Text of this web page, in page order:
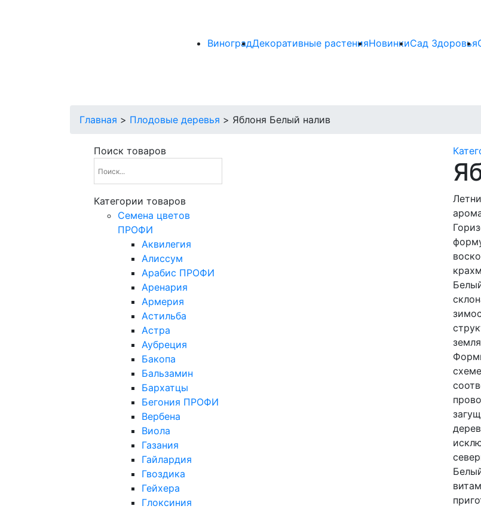
ВиноградДекоративные растенияНовинкиСад Здоровья
Главная > Плодовые деревья > Яблоня Белый налив
Поиск товаров
Категории товаров
Cемена цветов
ПРОФИ
Аквилегия
Алиссум
Арабис ПРОФИ
Аренария
Армерия
Астильба
Астра
Аубреция
Бакопа
Бальзамин
Бархатцы
Бегония ПРОФИ
Вербена
Виола
Газания
Гайлардия
Гвоздика
Гейхера
Глоксиния